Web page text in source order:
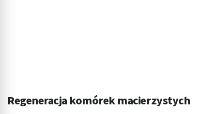
Regeneracja komórek macierzystych